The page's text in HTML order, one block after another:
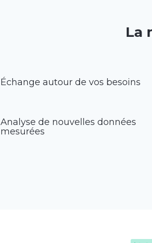
La
Échange autour de vos besoins
Analyse de nouvelles données
mesurées